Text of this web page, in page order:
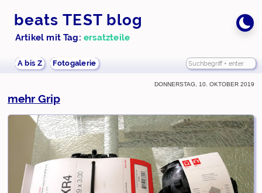
beats TEST blog
Artikel mit Tag:ersatzteile
A bis Z Fotogalerie
Donnerstag, 10. Oktober 2019
mehr Grip